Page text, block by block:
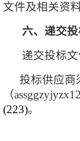
文件及相关资
六、递交
递交投标文
投标供应商
（
(223)。